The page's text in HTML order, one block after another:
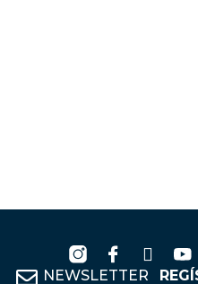
NEWSLETTER